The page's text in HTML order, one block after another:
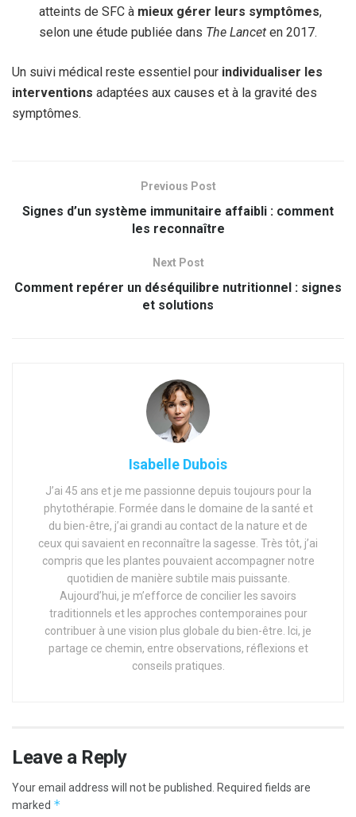
atteints de SFC à mieux gérer leurs symptômes,
selon une étude publiée dans The Lancet en 2017.
Un suivi médical reste essentiel pour individualiser les
interventions adaptées aux causes et à la gravité des
symptômes.
Previous Post
Signes d’un système immunitaire affaibli : comment
les reconnaître
Next Post
Comment repérer un déséquilibre nutritionnel : signes
et solutions
Isabelle Dubois
J’ai 45 ans et je me passionne depuis toujours pour la
phytothérapie. Formée dans le domaine de la santé et
du bien-être, j’ai grandi au contact de la nature et de
ceux qui savaient en reconnaître la sagesse. Très tôt, j’ai
compris que les plantes pouvaient accompagner notre
quotidien de manière subtile mais puissante.
Aujourd’hui, je m’efforce de concilier les savoirs
traditionnels et les approches contemporaines pour
contribuer à une vision plus globale du bien-être. Ici, je
partage ce chemin, entre observations, réflexions et
conseils pratiques.
Leave a Reply
Your email address will not be published.
Required fields are
marked *